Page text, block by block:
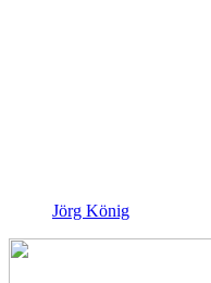
Jörg König